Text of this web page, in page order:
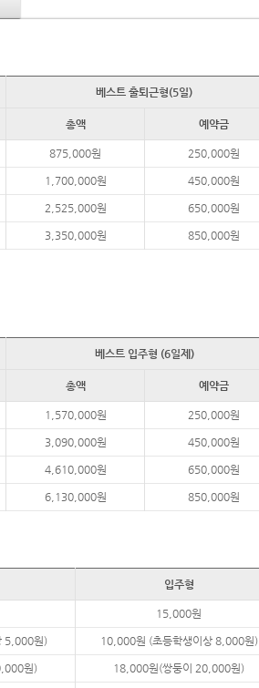
베스트 출퇴근형(5일)
총액 예약금
875,000원 250,000원
1,700,000원 450,000원
2,525,000원 650,000원
3,350,000원 850,000원
베스트 입주형 (6일제)
총액 예약금
1,570,000원 250,000원
3,090,000원 450,000원
4,610,000원 650,000원
6,130,000원 850,000원
입주형
15,000원
5,000원) 10,000원 (초등학생이상 8,000원)
원) 18,000원(쌍둥이 20,000원)